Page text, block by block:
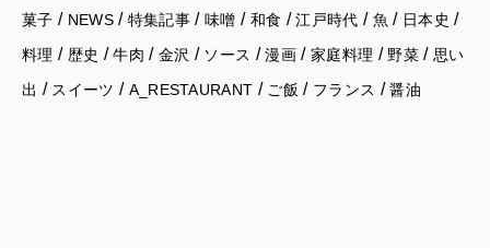
菓子 / NEWS/ 特集記事 /味噌 / 和食 /江戸時代 / 魚 / 日本史 /
料理 / 歴史 /牛肉 / 金沢 / ソース /漫画 / 家庭料理 / 野菜/ 思い
出 / スイーツ / A_RESTAURANT / ご飯 / フランス /醤油